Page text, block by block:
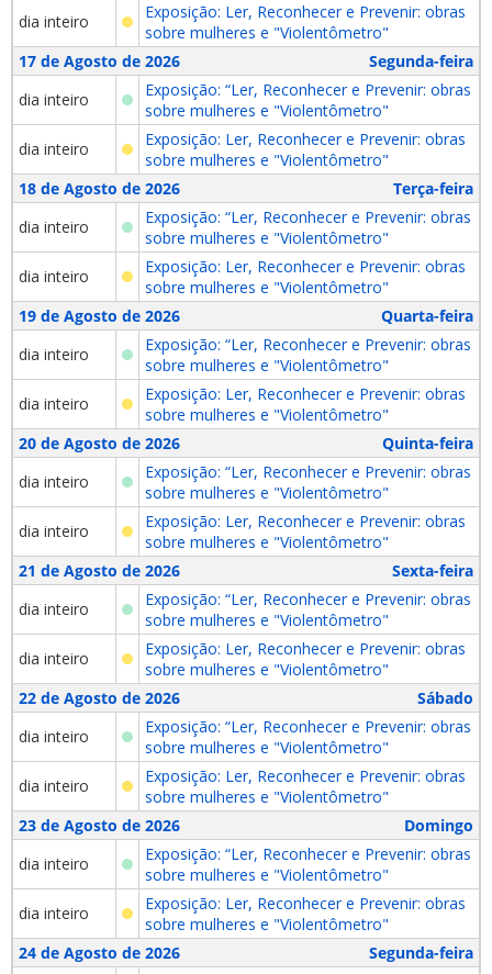
dia inteiro
Exposição: Ler, Reconhecer e Prevenir: obras
sobre mulheres e "Violentômetro"
17 de Agosto de 2026
Segunda-feira
dia inteiro
Exposição: “Ler, Reconhecer e Prevenir: obras
sobre mulheres e "Violentômetro"
dia inteiro
Exposição: Ler, Reconhecer e Prevenir: obras
sobre mulheres e "Violentômetro"
18 de Agosto de 2026
Terça-feira
dia inteiro
Exposição: “Ler, Reconhecer e Prevenir: obras
sobre mulheres e "Violentômetro"
dia inteiro
Exposição: Ler, Reconhecer e Prevenir: obras
sobre mulheres e "Violentômetro"
19 de Agosto de 2026
Quarta-feira
dia inteiro
Exposição: “Ler, Reconhecer e Prevenir: obras
sobre mulheres e "Violentômetro"
dia inteiro
Exposição: Ler, Reconhecer e Prevenir: obras
sobre mulheres e "Violentômetro"
20 de Agosto de 2026
Quinta-feira
dia inteiro
Exposição: “Ler, Reconhecer e Prevenir: obras
sobre mulheres e "Violentômetro"
dia inteiro
Exposição: Ler, Reconhecer e Prevenir: obras
sobre mulheres e "Violentômetro"
21 de Agosto de 2026
Sexta-feira
dia inteiro
Exposição: “Ler, Reconhecer e Prevenir: obras
sobre mulheres e "Violentômetro"
dia inteiro
Exposição: Ler, Reconhecer e Prevenir: obras
sobre mulheres e "Violentômetro"
22 de Agosto de 2026
Sábado
dia inteiro
Exposição: “Ler, Reconhecer e Prevenir: obras
sobre mulheres e "Violentômetro"
dia inteiro
Exposição: Ler, Reconhecer e Prevenir: obras
sobre mulheres e "Violentômetro"
23 de Agosto de 2026
Domingo
dia inteiro
Exposição: “Ler, Reconhecer e Prevenir: obras
sobre mulheres e "Violentômetro"
dia inteiro
Exposição: Ler, Reconhecer e Prevenir: obras
sobre mulheres e "Violentômetro"
24 de Agosto de 2026
Segunda-feira